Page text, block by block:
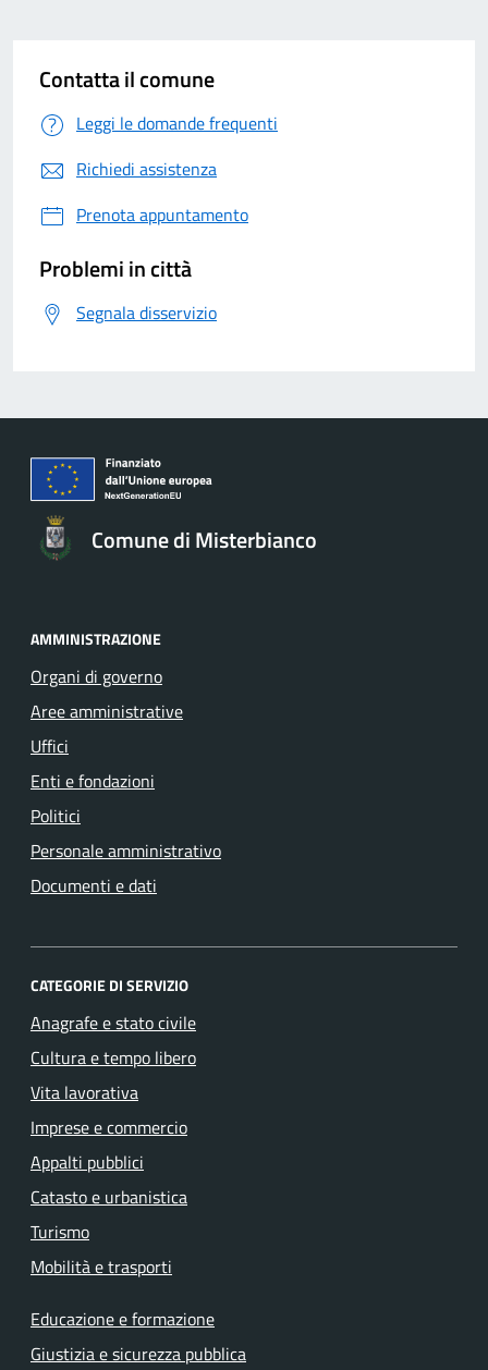
Contatta il comune
Leggi le domande frequenti
Richiedi assistenza
Prenota appuntamento
Problemi in città
Segnala disservizio
Comune di Misterbianco
AMMINISTRAZIONE
Organi di governo
Aree amministrative
Uffici
Enti e fondazioni
Politici
Personale amministrativo
Documenti e dati
CATEGORIE DI SERVIZIO
Anagrafe e stato civile
Cultura e tempo libero
Vita lavorativa
Imprese e commercio
Appalti pubblici
Catasto e urbanistica
Turismo
Mobilità e trasporti
Educazione e formazione
Giustizia e sicurezza pubblica